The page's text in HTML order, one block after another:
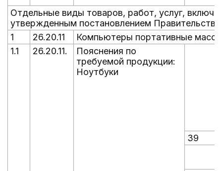
Отдельные виды товаров, работ, услуг,
утвержденным постановлением
1
26.20.11
Компьютеры портативные
1.1
26.20.11.
Пояснения по
требуемой продукции:
Ноутбуки
39